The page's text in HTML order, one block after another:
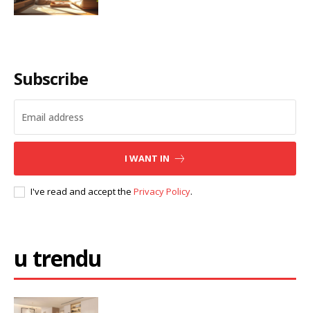
Subscribe
I WANT IN
I've read and accept the Privacy Policy.
u trendu